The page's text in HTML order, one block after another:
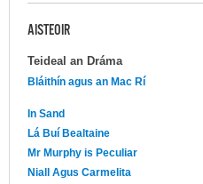
AISTEOIR
Teideal an Dráma
Bláithín agus an Mac Rí
In Sand
Lá Buí Bealtaine
Mr Murphy is Peculiar
Niall Agus Carmelita